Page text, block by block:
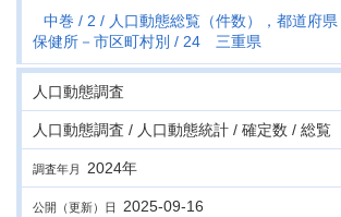
中巻 2
人口動態総覧（件数），都道府県
保健所－市区町村別
24 三重県
人口動態調査
人口動態調査 / 人口動態統計 / 確定数 / 総覧
調査年月 2024年
公開（更新）日 2025-09-16